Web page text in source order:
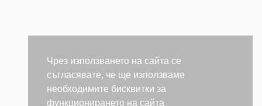
Чрез използването на сайта се
съгласявате, че ще използваме
необходимите бисквитки за
функционирането на сайта